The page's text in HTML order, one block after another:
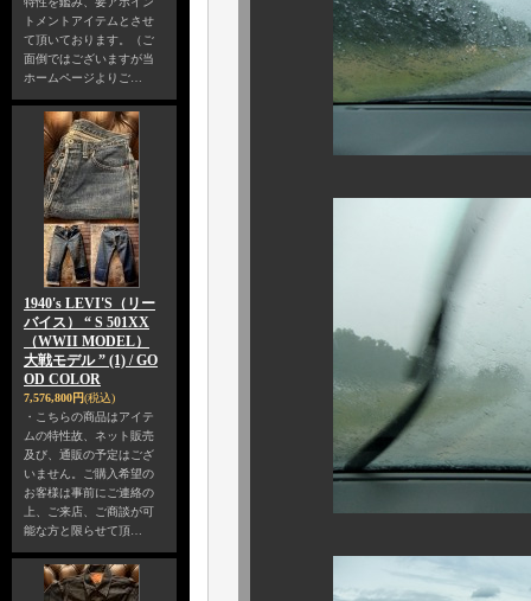
トメントアイテムとさせ
て頂いております。（ご
面倒ではございますが当
ホームページよりご…
1940's LEVI'S（リー
バイス） “ S 501XX
（WWII MODEL）
大戦モデル ” (1) / GO
OD COLOR
7,576,800円(税込)
・こちらの商品はアイテ
ムの特性故、ネット販売
及び、通販の予定はござ
いません。ご購入希望の
お客様は事前にご連絡の
上、ご来店、ご商談が可
能な方と限らせて頂…